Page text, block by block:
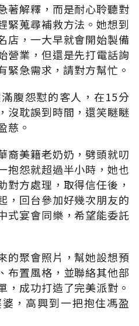
著解釋，而是耐心聆聽對
緊蒐尋補救方法。她想到
店，一大早就會開始製備
營業，但還是先打電話詢
緊急需求，請對方幫忙。
腹怨懟的客人，在15分
沒耽誤到時間，還笑瞇瞇
慈。
裔美籍老奶奶，劈頭就叨
抱怨就超過半小時，她也
對方處理，取得信任後，
，回台參加好幾次朋友的
式宴會同樂，希望能委託
的聚會照片，幫她設想預
布置風格，並聯絡其他部
，成功打造了完美派對。
，高興到一把抱住馮盈